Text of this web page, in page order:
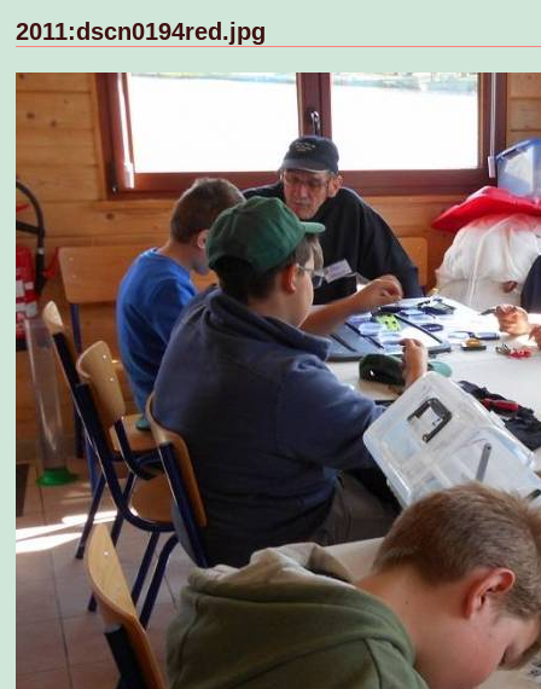
2011:dscn0194red.jpg